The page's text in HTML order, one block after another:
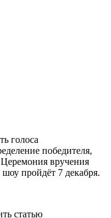
голоса
победителя,
вручения
пройдёт 7 декабря.
статью